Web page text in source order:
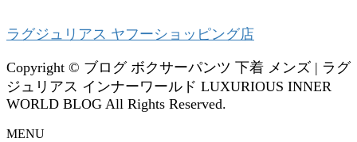
ラグジュリアス ヤフーショッピング店
Copyright © ブログ ボクサーパンツ 下着 メンズ | ラグ
ジュリアス インナーワールド LUXURIOUS INNER
WORLD BLOG All Rights Reserved.
MENU